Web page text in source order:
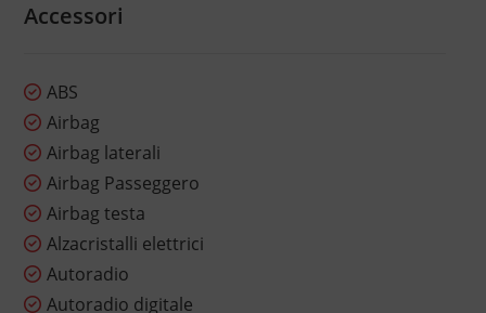
Accessori
ABS
Airbag
Airbag laterali
Airbag Passeggero
Airbag testa
Alzacristalli elettrici
Autoradio
Autoradio digitale